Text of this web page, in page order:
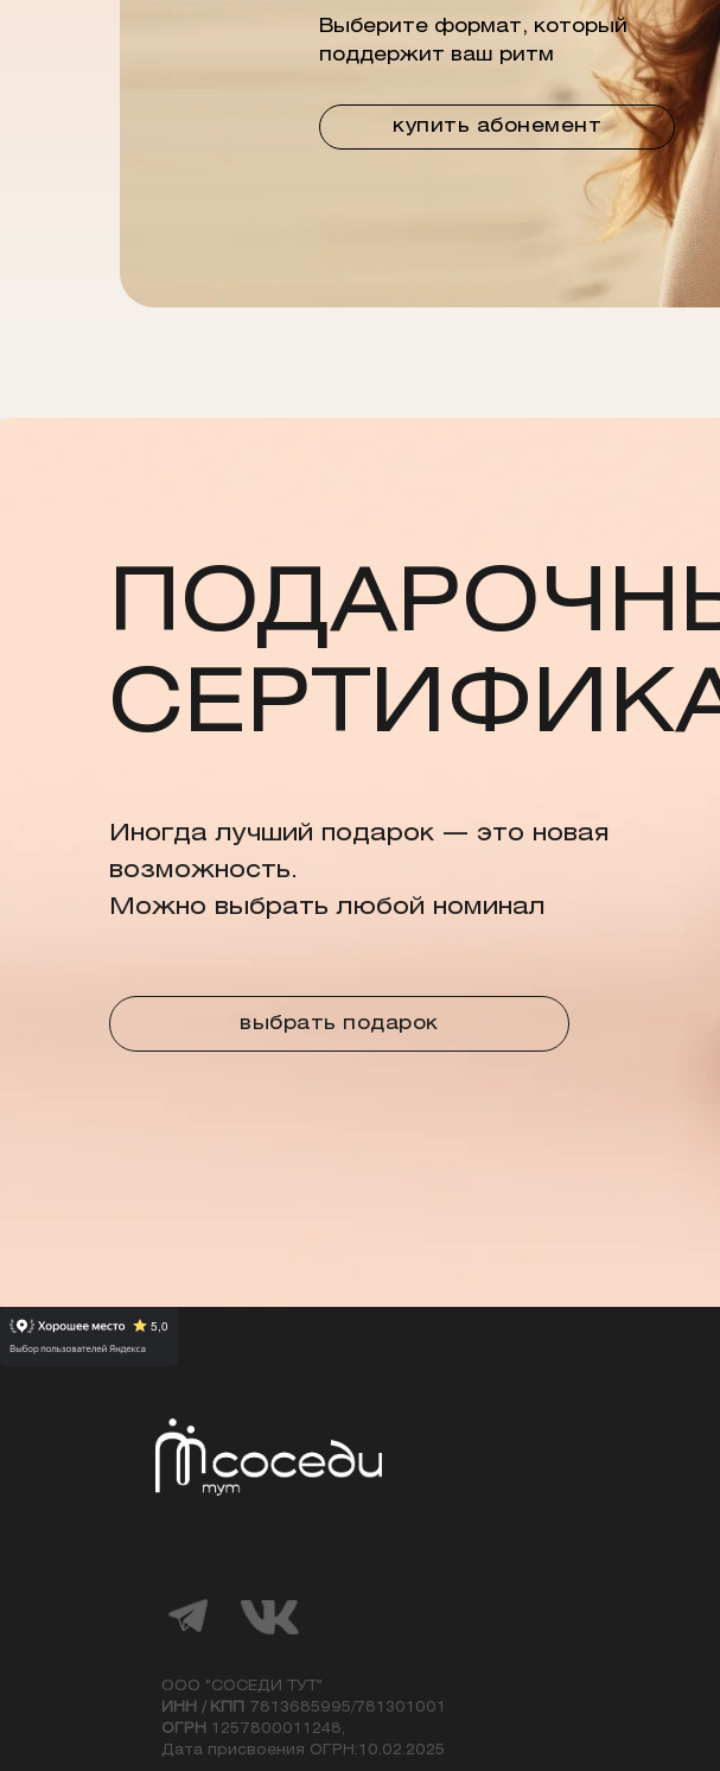
Выберите формат, который
поддержит ваш ритм
купить абонемент
Иногда лучший подарок — это новая
возможность.
Можно выбрать любой номинал
выбрать подарок
ООО "СОСЕДИ ТУТ"
ИНН / КПП
7813685995/781301001
ОГРН 1257800011248,
Дата присвоения ОГРН:10.02.2025